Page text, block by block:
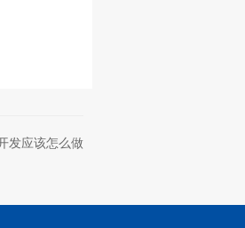
发应该怎么做